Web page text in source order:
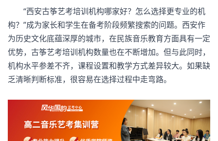
“西安古筝艺考培训机构哪家好？怎么选择更专业的机
构？”成为家长和学生在备考阶段频繁搜索的问题。西安作
为历史文化底蕴深厚的城市，在民族音乐教育方面具有一定
优势，古筝艺考培训机构数量也在不断增加。但与此同时，
机构水平参差不齐，课程设置和教学方式差异较大。如果缺
乏清晰判断标准，很容易在选择过程中走弯路。